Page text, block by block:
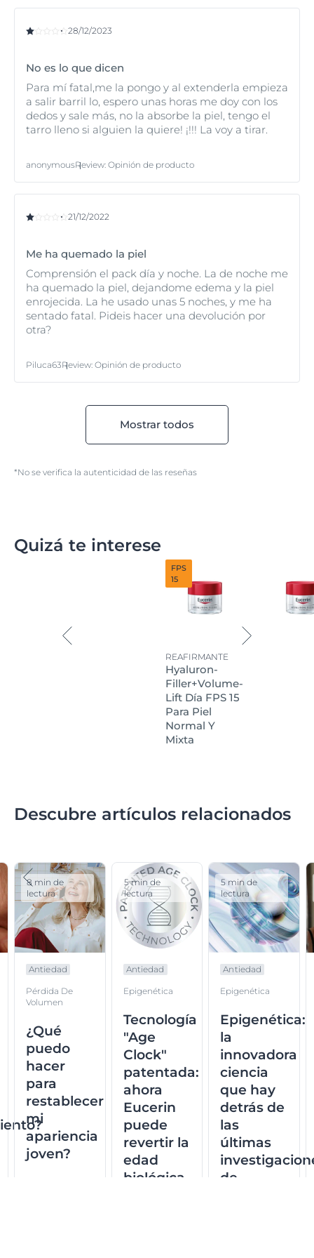
28/12/2023
No es lo que dicen
Para mí fatal,me la pongo y al extenderla empieza
a salir barril lo, espero unas horas me doy con los
dedos y sale más, no la absorbe la piel, tengo el
tarro lleno si alguien la quiere! ¡!!! La voy a tirar.
anonymousReview: Opinión de producto
21/12/2022
Me ha quemado la piel
Comprensión el pack día y noche. La de noche me
ha quemado la piel, dejandome edema y la piel
enrojecida. La he usado unas 5 noches, y me ha
sentado fatal. Pideis hacer una devolución por
otra?
Piluca63Review: Opinión de producto
Mostrar todos
*No se verifica la autenticidad de las reseñas
Quizá te interese
FPS
15
REAFIRMANTE
Hyaluron-
Filler+Volume-
Lift Día FPS 15
Para Piel
Normal Y
Mixta
Descubre artículos relacionados
Antiedad
Pérdida De
Volumen
¿Qué
puedo
hacer
para
restablecer
mi
apariencia
joven?
8 min de
lectura
Antiedad
Epigenética
Tecnología
"Age
Clock"
patentada:
ahora
Eucerin
puede
revertir la
edad
biológica
5 min de
lectura
Antiedad
Epigenética
Epigenética:
la
innovadora
ciencia
que hay
detrás de
las
últimas
de
5 min de
lectura